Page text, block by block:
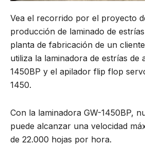
Vea el recorrido por el proyecto
producción de laminado de
planta de fabricación de un
utiliza la laminadora de estrías de
1450BP y el apilador flip flop
1450.
Con la laminadora GW-1450BP,
puede alcanzar una velocidad
de 22.000 hojas por hora.